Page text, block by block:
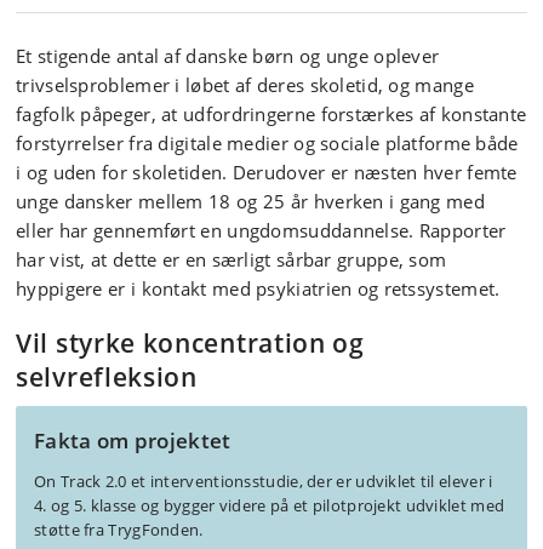
Et stigende antal af danske børn og unge oplever
trivselsproblemer i løbet af deres skoletid, og mange
fagfolk påpeger, at udfordringerne forstærkes af konstante
forstyrrelser fra digitale medier og sociale platforme både
i og uden for skoletiden. Derudover er næsten hver femte
unge dansker mellem 18 og 25 år hverken i gang med
eller har gennemført en ungdomsuddannelse. Rapporter
har vist, at dette er en særligt sårbar gruppe, som
hyppigere er i kontakt med psykiatrien og retssystemet.
Vil styrke koncentration og
selvrefleksion
Fakta om projektet
On Track 2.0 et interventionsstudie, der er udviklet til elever i
4. og 5. klasse og bygger videre på et pilotprojekt udviklet med
støtte fra TrygFonden.